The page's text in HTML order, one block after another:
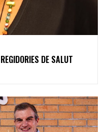
DE SALUT